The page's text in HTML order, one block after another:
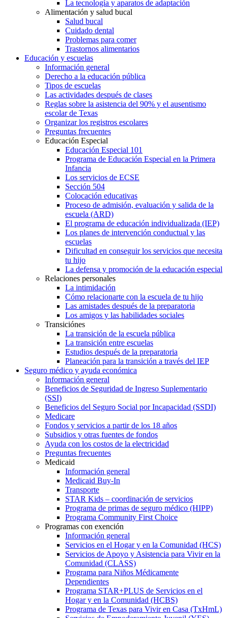
La tecnología y aparatos de adaptación
Alimentación y salud bucal
Salud bucal
Cuidado dental
Problemas para comer
Trastornos alimentarios
Educación y escuelas
Información general
Derecho a la educación pública
Tipos de escuelas
Las actividades después de clases
Reglas sobre la asistencia del 90% y el ausentismo
escolar de Texas
Organizar los registros escolares
Preguntas frecuentes
Educación Especial
Educación Especial 101
Programa de Educación Especial en la Primera
Infancia
Los servicios de ECSE
Sección 504
Colocación educativas
Proceso de admisión, evaluación y salida de la
escuela (ARD)
El programa de educación individualizada (IEP)
Los planes de intervención conductual y las
escuelas
Dificultad en conseguir los servicios que necesita
tu hijo
La defensa y promoción de la educación especial
Relaciones personales
La intimidación
Cómo relacionarte con la escuela de tu hijo
Las amistades después de la preparatoria
Los amigos y las habilidades sociales
Transiciónes
La transición de la escuela pública
La transición entre escuelas
Estudios después de la preparatoria
Planeación para la transición a través del IEP
Seguro médico y ayuda económica
Información general
Beneficios de Seguridad de Ingreso Suplementario
(SSI)
Beneficios del Seguro Social por Incapacidad (SSDI)
Medicare
Fondos y servicios a partir de los 18 años
Subsidios y otras fuentes de fondos
Ayuda con los costos de la electricidad
Preguntas frecuentes
Medicaid
Información general
Medicaid Buy-In
Transporte
STAR Kids – coordinación de servicios
Programa de primas de seguro médico (HIPP)
Programa Community First Choice
Programas con exención
Información general
Servicios en el Hogar y en la Comunidad (HCS)
Servicios de Apoyo y Asistencia para Vivir en la
Comunidad (CLASS)
Programa para Niños Médicamente
Dependientes
Programa STAR+PLUS de Servicios en el
Hogar y en la Comunidad (HCBS)
Programa de Texas para Vivir en Casa (TxHmL)